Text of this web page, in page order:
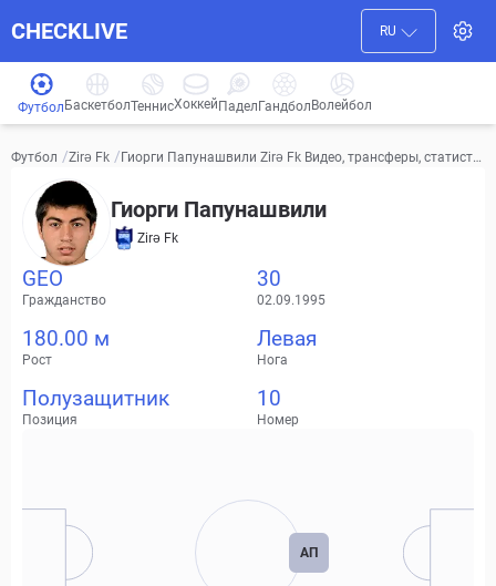
CHECKLIVE RU
Футбол БаскетболТеннисХоккей ПаделГандбол Волейбол
Футбол /Zirə Fk /Гиорги Папунашвили Zirə Fk Видео, трансферы, статисти
Гиорги Папунашвили
Zirə Fk
GEO
Гражданство
30
02.09.1995
180.00 м
Рост
Левая
Нога
Полузащитник
Позиция
10
Номер
АП